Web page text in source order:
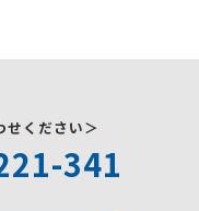
せください＞
341